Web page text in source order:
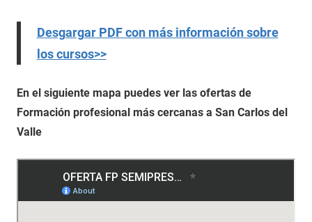
Desgargar PDF con más información sobre
los cursos>>
En el siguiente mapa puedes ver las ofertas de
Formación profesional más cercanas a San Carlos del
Valle